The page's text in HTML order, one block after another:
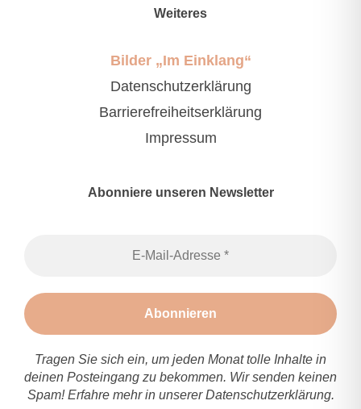
Weiteres
Bilder „Im Einklang“
Datenschutzerklärung
Barrierefreiheitserklärung
Impressum
Abonniere unseren Newsletter
Tragen Sie sich ein, um jeden Monat tolle Inhalte in
deinen Posteingang zu bekommen. Wir senden keinen
Spam! Erfahre mehr in unsererDatenschutzerklärung.